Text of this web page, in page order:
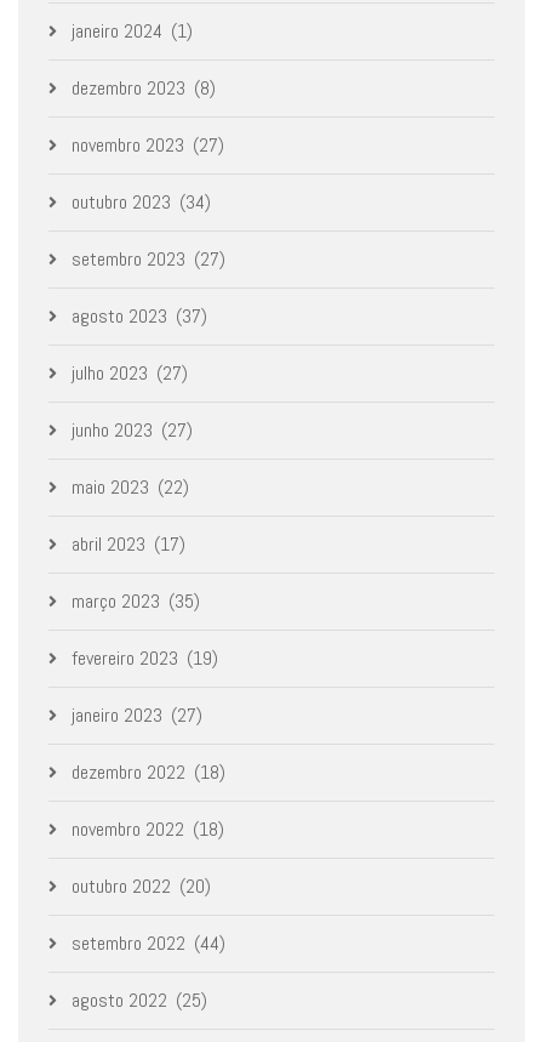
janeiro 2024 (1)
dezembro 2023 (8)
novembro 2023 (27)
outubro 2023 (34)
setembro 2023 (27)
agosto 2023 (37)
julho 2023 (27)
junho 2023 (27)
maio 2023 (22)
abril 2023 (17)
março 2023 (35)
fevereiro 2023 (19)
janeiro 2023 (27)
dezembro 2022 (18)
novembro 2022 (18)
outubro 2022 (20)
setembro 2022 (44)
agosto 2022 (25)